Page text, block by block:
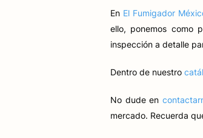
En El Fumigador
ello, ponemos como
inspección a detalle
Dentro de nuestro
No dude en
mercado. Recuerda